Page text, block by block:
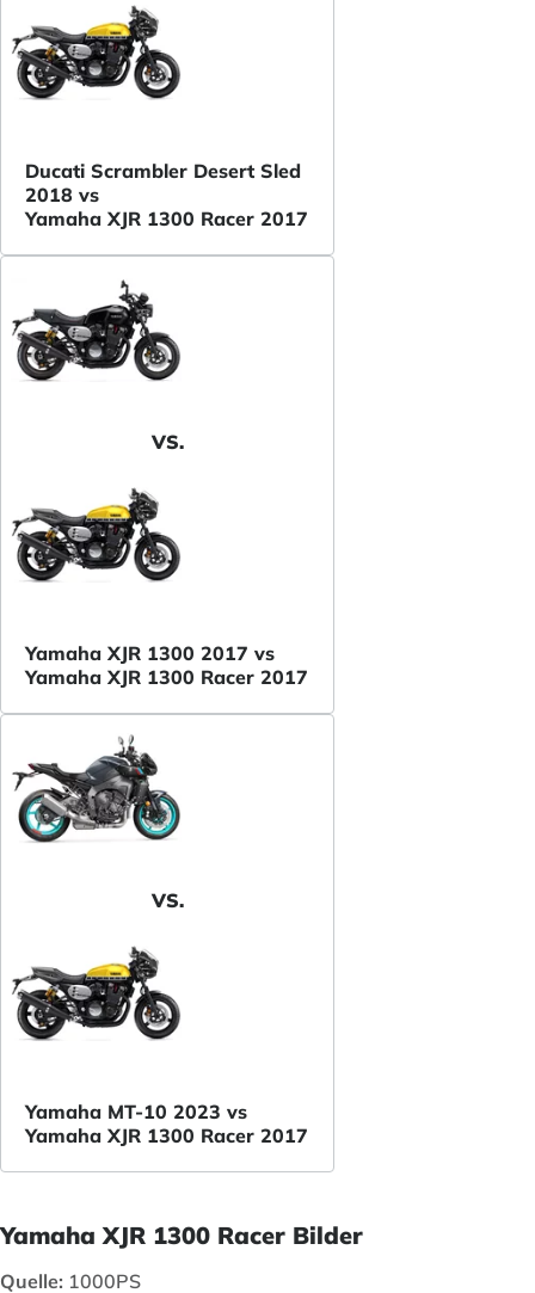
Ducati Scrambler Desert Sled
2018 vs
Yamaha XJR 1300 Racer 2017
VS.
Yamaha XJR 1300 2017 vs
Yamaha XJR 1300 Racer 2017
VS.
Yamaha MT-10 2023 vs
Yamaha XJR 1300 Racer 2017
Yamaha XJR 1300 Racer Bilder
Quelle: 1000PS